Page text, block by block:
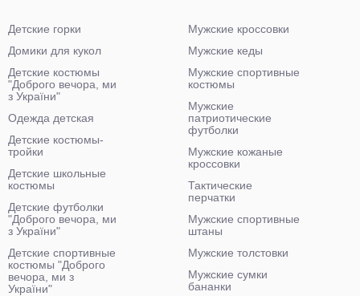
Детские горки
Домики для кукол
Детские костюмы
"Доброго вечора, ми
з України"
Одежда детская
Детские костюмы-
тройки
Детские школьные
костюмы
Детские футболки
"Доброго вечора, ми
з України"
Детские спортивные
костюмы "Доброго
вечора, ми з
України"
Мужские кроссовки
Мужские кеды
Мужские спортивные
костюмы
Мужские
патриотические
футболки
Мужские кожаные
кроссовки
Тактические
перчатки
Мужские спортивные
штаны
Мужские толстовки
Мужские сумки
бананки